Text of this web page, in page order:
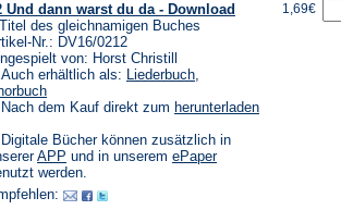
Und dann warst du da - Download
des gleichnamigen Buches
Nr.: DV16/0212
von: Horst Christill
Auch erhältlich als: Liederbuch,
Nach dem Kauf direkt zum herunterladen
Digitale Bücher können zusätzlich in
APP (Öffnet
in
neuen
und in unserem ePaper(Öffnet
werden.
1,69€